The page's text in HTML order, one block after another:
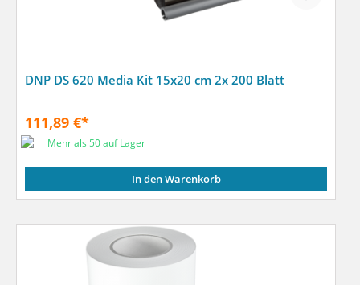
DNP DS 620 Media Kit 15x20 cm 2x 200 Blatt
111,89 €*
Mehr als 50 auf Lager
In den Warenkorb